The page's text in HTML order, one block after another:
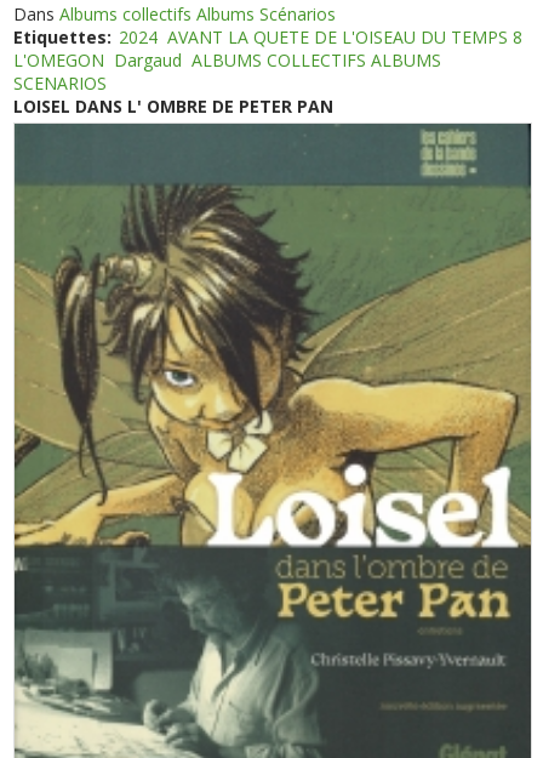
DansAlbums collectifs Albums Scénarios
Etiquettes: 2024 AVANT LA QUETE DE L'OISEAU DU TEMPS 8
L'OMEGON Dargaud ALBUMS COLLECTIFS ALBUMS
SCENARIOS
LOISEL DANS L' OMBRE DE PETER PAN